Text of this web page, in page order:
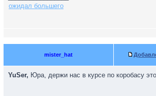
ожидал большего
mister_hat
YuSer, Юра, держи нас в курсе по коробасу